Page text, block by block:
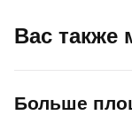
Вас также
Больше